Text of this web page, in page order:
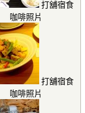
打舖宿食
咖啡照片
打舖宿食
咖啡照片